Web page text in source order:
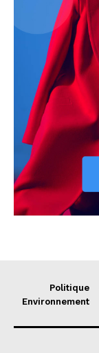
Politique
Environnement